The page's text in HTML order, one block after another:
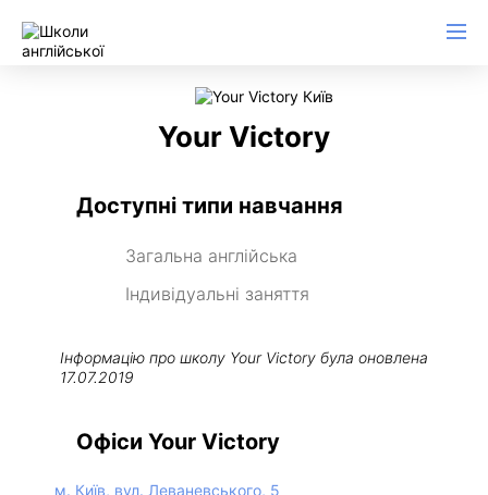
Your Victory
Доступні типи навчання
Загальна англійська
Індивідуальні заняття
Інформацію про школу Your Victory була оновлена
17.07.2019
Офіси Your Victory
м. Київ, вул. Леваневського, 5